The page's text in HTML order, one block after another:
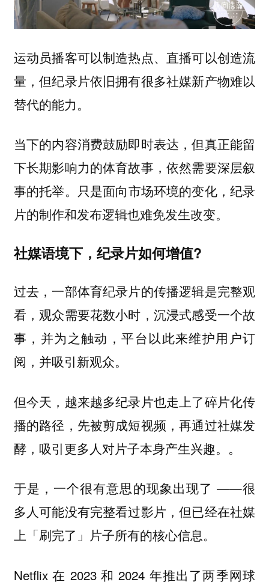
运动员播客可以制造热点、直播可以创造流
量，但纪录片依旧拥有很多社媒新产物难以
替代的能力。
当下的内容消费鼓励即时表达，但真正能留
下长期影响力的体育故事，依然需要深层叙
事的托举。 只是面向市场环境的变化，纪录
片的制作和发布逻辑也难免发生改变。
社媒语境下，纪录片如何增值?
过去，一部体育纪录片的传播逻辑是完整观
看，观众需要花数小时，沉浸式感受一个故
事，并为之触动，平台以此来维护用户订
阅，并吸引新观众。
但今天，越来越多纪录片也走上了碎片化传
播的路径，先被剪成短视频，再通过社媒发
酵，吸引更多人对片子本身产生兴趣。。
于是，一个很有意思的现象出现了 ——很
多人可能没有完整看过影片，但已经在社媒
上「刷完了」片子所有的核心信息。
Netflix 在 2023 和 2024 年推出了两季网球